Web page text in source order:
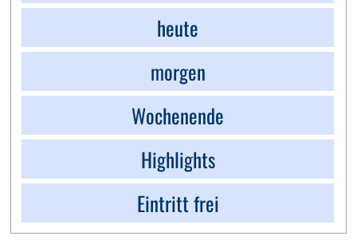
heute
morgen
Wochenende
Highlights
Eintritt frei